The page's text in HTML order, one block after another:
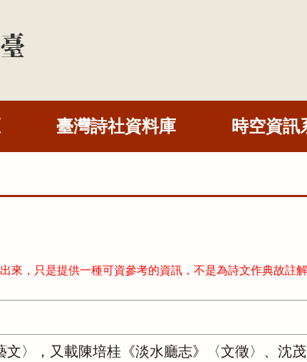
臺灣詩社資料庫 時空資訊
，只是提供一種可資參考的資訊，不是為詩文作典故註
文〉，又載陳培桂《淡水廳志》〈文徵〉、沈